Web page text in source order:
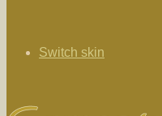
Switch skin